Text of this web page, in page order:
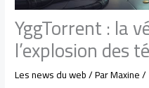
YggTorrent : la
l’explosion des
Les news du web/ ParMaxine/